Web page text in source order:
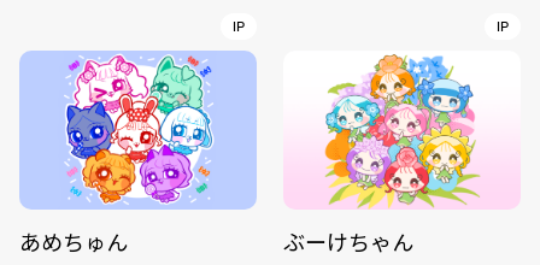
IP
あめちゅん
IP
ぶーけちゃん